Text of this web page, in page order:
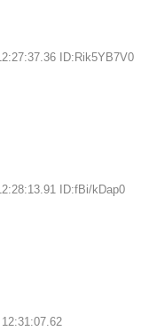
ID:Rik5YB7V0
ID:fBi/kDap0